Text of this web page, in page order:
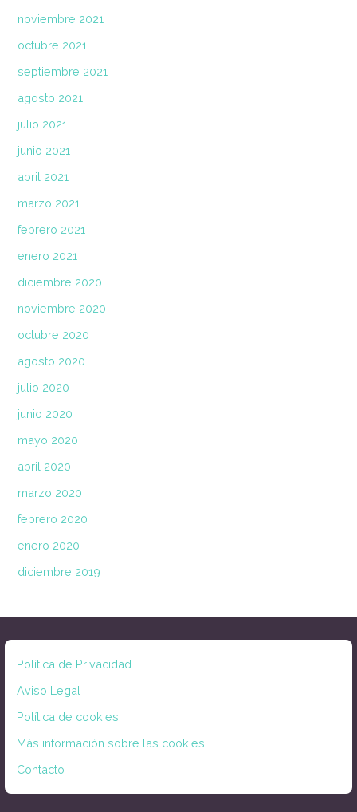
noviembre 2021
octubre 2021
septiembre 2021
agosto 2021
julio 2021
junio 2021
abril 2021
marzo 2021
febrero 2021
enero 2021
diciembre 2020
noviembre 2020
octubre 2020
agosto 2020
julio 2020
junio 2020
mayo 2020
abril 2020
marzo 2020
febrero 2020
enero 2020
diciembre 2019
Política de Privacidad
Aviso Legal
Política de cookies
Más información sobre las cookies
Contacto